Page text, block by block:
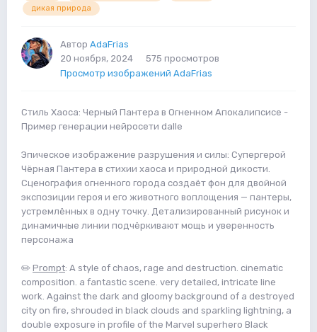
дикая природа
Автор AdaFrias
20 ноября, 2024
575 просмотров
Просмотр изображений AdaFrias
Стиль Хаоса: Черный Пантера в Огненном Апокалипсисе -
Пример генерации нейросети dalle
Эпическое изображение разрушения и силы: Супергерой
Чёрная Пантера в стихии хаоса и природной дикости.
Сценография огненного города создаёт фон для двойной
экспозиции героя и его животного воплощения — пантеры,
устремлённых в одну точку. Детализированный рисунок и
динамичные линии подчёркивают мощь и уверенность
персонажа
✏️ Prompt: A style of chaos, rage and destruction. cinematic
composition. a fantastic scene. very detailed, intricate line
work. Against the dark and gloomy background of a destroyed
city on fire, shrouded in black clouds and sparkling lightning, a
double exposure in profile of the Marvel superhero Black